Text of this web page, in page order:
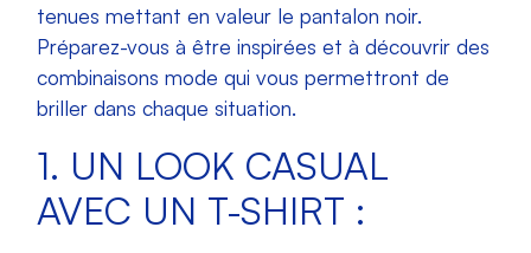
tenues mettant en valeur le pantalon noir.
Préparez-vous à être inspirées et à découvrir des
combinaisons mode qui vous permettront de
briller dans chaque situation.
1. UN LOOK CASUAL
AVEC UN T-SHIRT :